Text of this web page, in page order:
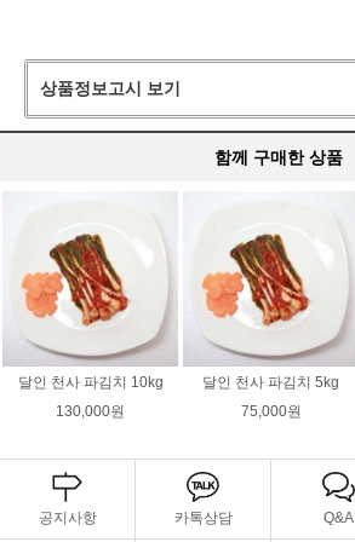
상품정보고시 보기
함께 구매한 상품
달인 천사 파김치 10kg
130,000원
달인 천사 파김치 5kg
75,000원
공지사항 카톡상담 Q&A